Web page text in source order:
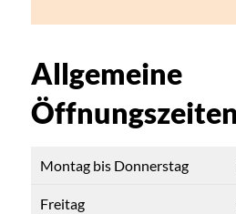
Allgemeine
Öffnungszeiten
Montag bis Donnerstag
Freitag